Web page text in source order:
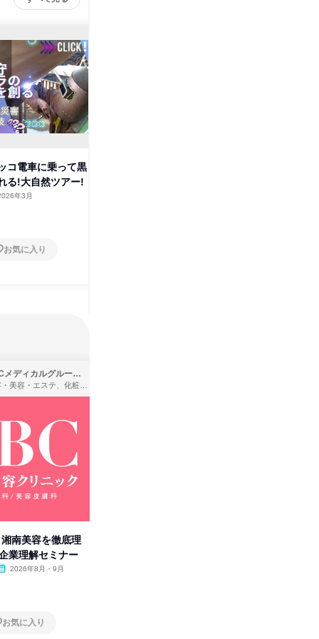
コ電車に乗って黒
る!大自然ツアー!
年3月
お気に入り
SBCメディカルグループ株式会社
理容・美容・エステ、化粧品・理美容用品小売、医療・病院
湘南美容を徹底理
業理解セミナー
2026年8月・9月
お気に入り